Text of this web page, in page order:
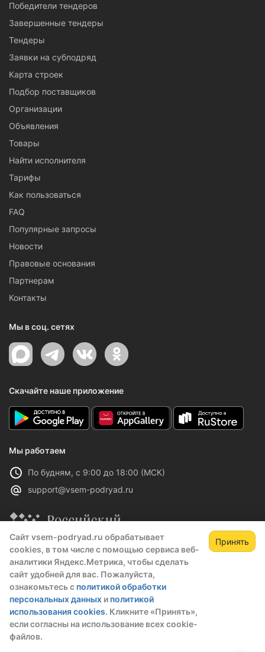
Сайт vsem-podryad.ru обрабатывает
cookies, в том числе с помощью сервиса веб-
аналитики Яндекс.Метрика, чтобы сделать
сайт удобней для вас. Пожалуйста,
ознакомьтесь с политикой обработки
персональных данных и политикой
использования cookies. Кликните «Принять»,
если согласны на использование всех cookie-
файлов.
Принять
Победители тендеров
Завершенные тендеры
Тендеры
Заявки на субподряд
Карта строек
Подбор поставщиков
Организации
Объявления
Товары
Найти исполнителя
Тарифы
Как пользоваться
FAQ
Популярные запросы
Новости
Правовые основания
Партнерам
Контакты
Мы в соц. сетях
Скачайте наше приложение
Мы работаем
По будням, с 9:00 до 18:00 (МСК)
support@vsem-podryad.ru
Платформа Всем Подряд включена в реестр
отечественного ПО
Реестровая запись №32021 от 06.02.2026
Политика конфиденциальности
Оферта